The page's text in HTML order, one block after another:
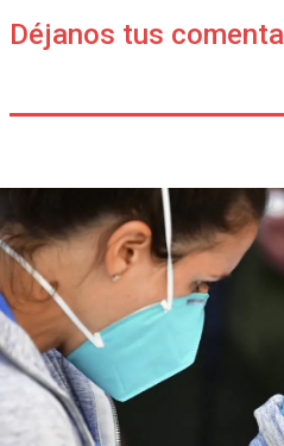
Déjanos tus